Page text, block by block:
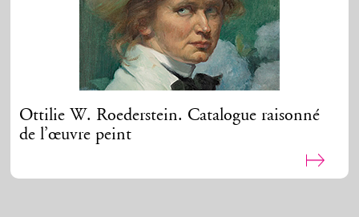
Ottilie W. Roederstein. Catalogue raisonné
de l’œuvre peint